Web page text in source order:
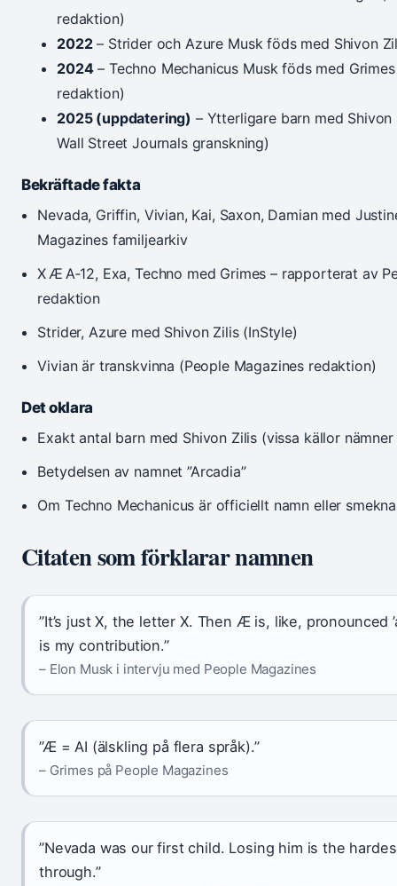
redaktion)
2022– Strider och Azure Musk föds med Shivon
2024– Techno Mechanicus Musk föds med
redaktion)
2025 (uppdatering) – Ytterligare barn med
Wall Street Journals granskning)
Bekräftade fakta
Nevada, Griffin, Vivian, Kai, Saxon, Damian med
Magazines familjearkiv
X Æ A‑12, Exa, Techno med Grimes – rapporterat av
redaktion
Strider, Azure med Shivon Zilis (InStyle)
Vivian är transkvinna (People Magazines redaktion)
Det oklara
Exakt antal barn med Shivon Zilis (vissa källor
Betydelsen av namnet ”Arcadia”
Om Techno Mechanicus är officiellt namn eller
Citaten som förklarar namnen
”It’s just X, the letter X. Then Æ is, like, pronounced
is my contribution.”
– Elon Musk i intervju med People Magazines
”Æ = AI (älskling på flera språk).”
– Grimes på People Magazines
”Nevada was our first child. Losing him is the
through.”